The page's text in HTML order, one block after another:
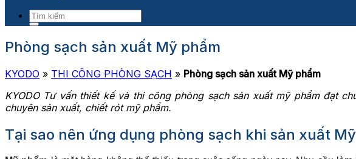
Phòng sạch sản xuất Mỹ phẩm
KYODO » THI CÔNG PHÒNG SẠCH » Phòng sạch sản xuất Mỹ phẩm
KYODO Tư vấn thiết kế và thi công phòng sạch sản xuất mỹ phẩm đạt
chuyên sản xuất, chiết rót mỹ phẩm.
Tại sao nên ứng dụng phòng sạch khi sản xuất